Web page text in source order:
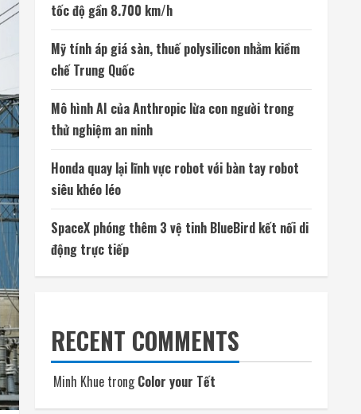
tốc độ gần 8.700 km/h
Mỹ tính áp giá sàn, thuế polysilicon nhằm kiềm
chế Trung Quốc
Mô hình AI của Anthropic lừa con người trong
thử nghiệm an ninh
Honda quay lại lĩnh vực robot với bàn tay robot
siêu khéo léo
SpaceX phóng thêm 3 vệ tinh BlueBird kết nối di
động trực tiếp
RECENT COMMENTS
Minh Khue trongColor your Tết